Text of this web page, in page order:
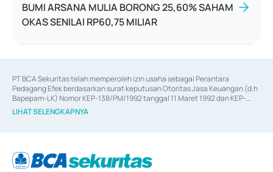
BUMI ARSANA MULIA BORONG 25,60% SAHAM
OKAS SENILAI RP60,75 MILIAR
PT BCA Sekuritas telah memperoleh izin usaha sebagai Perantara
Pedagang Efek berdasarkan surat keputusan Otoritas Jasa Keuangan (d.h
Bapepam-LK) Nomor KEP-138/PM/1992 tanggal 11 Maret 1992 dan KEP-
06/D.04/2014 tanggal 28 Februari 2014, izin usaha sebagai Penjamin Emisi
Efek berdasarkan surat keputusan Otoritas Jasa Keuangan Nomor KEP-
berdasarkan surat keputusan Otoritas Jasa Keuangan Nomor S-
67/PM.21/2017 tanggal 3 Februari 2017, dan beberapa izin usaha lainnya
LIHAT SELENGKAPNYA